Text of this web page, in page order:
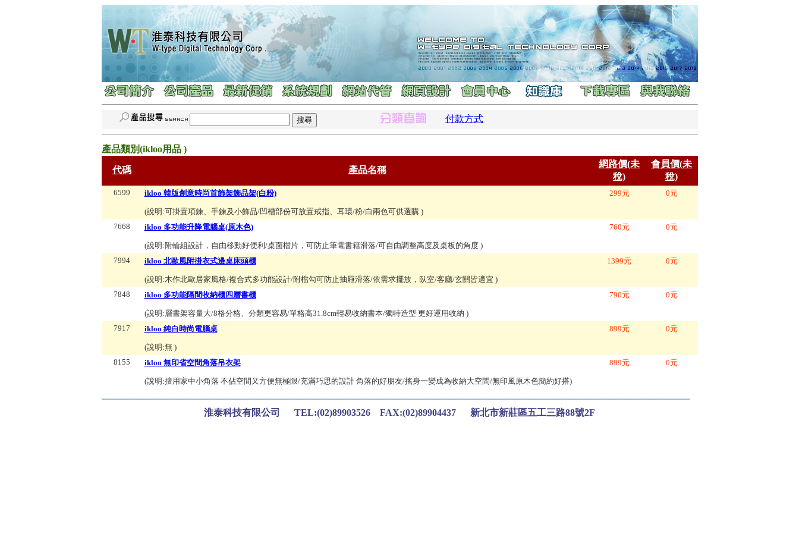
付款方式
產品類別(ikloo用品)
代碼 產品名稱
網路價(未
稅)
會員價(未
稅)
6599 ikloo 韓版創意時尚首飾架飾品架(白粉)
(說明:可掛置項鍊、手鍊及小飾品/凹槽部份可放置戒指、耳環/粉/白兩色可供選購 )
299元 0元
7668 ikloo 多功能升降電腦桌(原木色)
(說明:附輪組設計，自由移動好便利/桌面檔片，可防止筆電書籍滑落/可自由調整高度及桌板的角度 )
760元 0元
7994 ikloo 北歐風附掛衣式邊桌床頭櫃
(說明:木作北歐居家風格/複合式多功能設計/附檔勾可防止抽屜滑落/依需求擺放，臥室/客廳/玄關皆適宜 )
1399元 0元
7848 ikloo 多功能隔間收納櫃四層書櫃
(說明:層書架容量大/8格分格、分類更容易/單格高31.8cm輕易收納書本/獨特造型 更好運用收納 )
790元 0元
7917 ikloo 純白時尚電腦桌
(說明:無 )
899元 0元
8155 ikloo 無印省空間角落吊衣架
(說明:擅用家中小角落 不佔空間又方便無極限/充滿巧思的設計 角落的好朋友/搖身一變成為收納大空間/無印風原木色簡約好搭)
899元 0元
淮泰科技有限公司 TEL:(02)89903526 FAX:(02)89904437 新北市新莊區五工三路88號2F